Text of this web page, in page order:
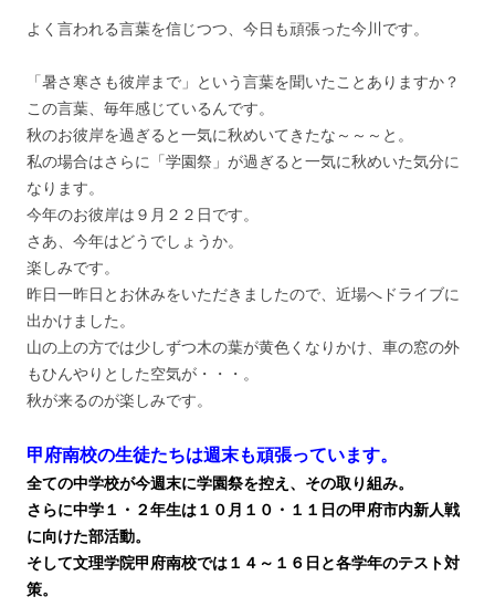
よく言われる言葉を信じつつ、今日も頑張った今川です。
「暑さ寒さも彼岸まで」という言葉を聞いたことありますか？
この言葉、毎年感じているんです。
秋のお彼岸を過ぎると一気に秋めいてきたな～～～と。
私の場合はさらに「学園祭」が過ぎると一気に秋めいた気分に
なります。
今年のお彼岸は９月２２日です。
さあ、今年はどうでしょうか。
楽しみです。
昨日一昨日とお休みをいただきましたので、近場へドライブに
出かけました。
山の上の方では少しずつ木の葉が黄色くなりかけ、車の窓の外
もひんやりとした空気が・・・。
秋が来るのが楽しみです。
甲府南校の生徒たちは週末も頑張っています。
全ての中学校が今週末に学園祭を控え、その取り組み。
さらに中学１・２年生は１０月１０・１１日の甲府市内新人戦
に向けた部活動。
そして文理学院甲府南校では１４～１６日と各学年のテスト対
策。